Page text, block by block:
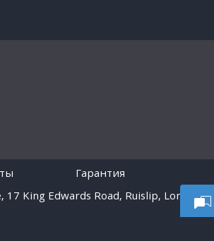
Гарантия
King Edwards Road, Ruislip, London